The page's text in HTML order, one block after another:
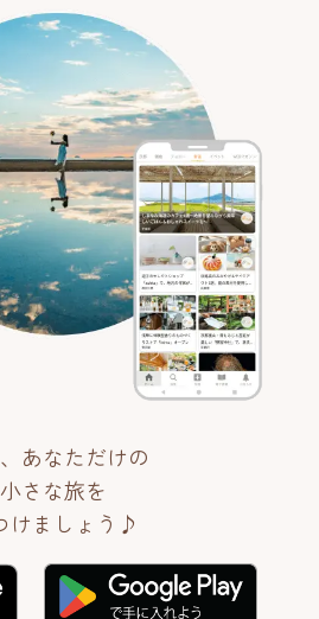
あなただけの
小さな旅を
けましょう♪